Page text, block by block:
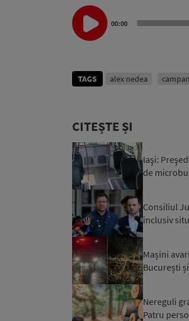
Audio
Player
00:00
TAGS alex nedea
CITEȘTE ȘI
Iaşi:
de
Consiliul
inclusiv
Mașini
București
Nereguli
Patru